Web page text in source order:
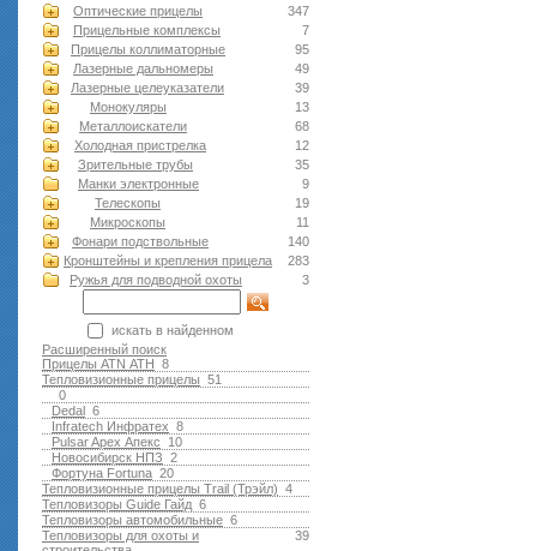
347
Оптические прицелы
7
Прицельные комплексы
95
Прицелы коллиматорные
49
Лазерные дальномеры
39
Лазерные целеуказатели
13
Монокуляры
68
Металлоискатели
12
Холодная пристрелка
35
Зрительные трубы
9
Манки электронные
19
Телескопы
11
Микроскопы
140
Фонари подствольные
283
Кронштейны и крепления прицела
3
Ружья для подводной оxоты
искать в найденном
Расширенный поиск
8
Прицелы ATN АТН
51
Тепловизионные прицелы
0
6
Dedal
8
Infratech Инфратех
10
Pulsar Apex Апекс
2
Новосибирск НПЗ
20
Фортуна Fortuna
4
Тепловизионные прицелы Trail (Трэйл)
6
Тепловизоры Guide Гайд
6
Тепловизоры автомобильные
39
Тепловизоры для охоты и